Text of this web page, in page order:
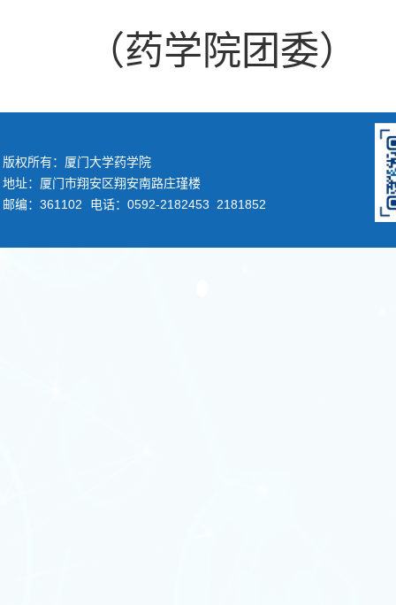
（药学院团委）
版权所有：厦门大学药学院
地址：厦门市翔安区翔安南路庄瑾楼
邮编：361102
电话：0592-2182453 2181852